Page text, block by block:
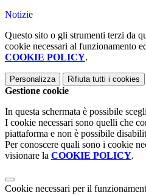
Notizie
Questo sito o gli strumenti terzi da
cookie necessari al funzionamento
COOKIE POLICY.
Personalizza Rifiuta tutti i cookies
Gestione cookie
In questa schermata è possibile
I cookie necessari sono quelli che
piattaforma e non è possibile
Per conoscere quali sono i cookie
visionare la COOKIE POLICY.
Cookie necessari per il